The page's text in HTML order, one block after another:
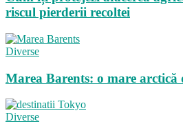
riscul pierderii recoltei
Diverse
Marea Barents: o mare
Diverse